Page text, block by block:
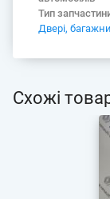
Тип
Двері,
Схожі